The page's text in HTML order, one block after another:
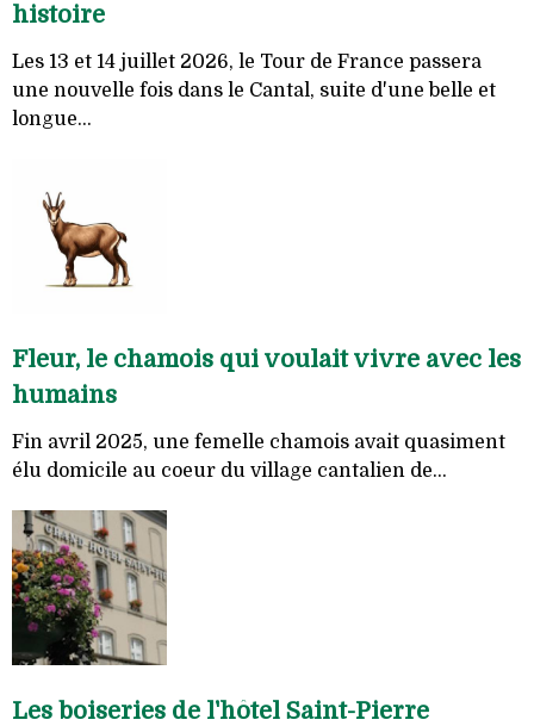
histoire
Les 13 et 14 juillet 2026, le Tour de France passera
une nouvelle fois dans le Cantal, suite d'une belle et
longue...
Fleur, le chamois qui voulait vivre avec les
humains
Fin avril 2025, une femelle chamois avait quasiment
élu domicile au coeur du village cantalien de...
Les boiseries de l'hôtel Saint-Pierre